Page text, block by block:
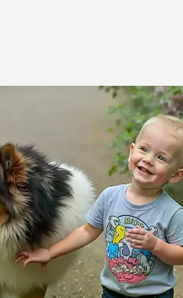
查看所有工具